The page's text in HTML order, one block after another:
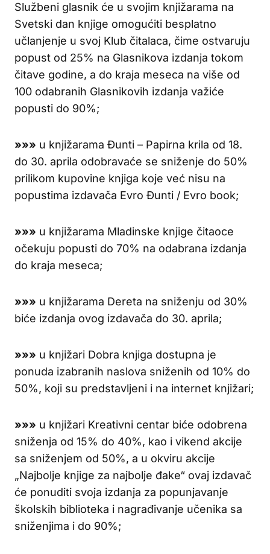
Službeni glasnik će u svojim knjižarama na
Svetski dan knjige omogućiti besplatno
učlanjenje u svoj Klub čitalaca, čime ostvaruju
popust od 25% na Glasnikova izdanja tokom
čitave godine, a do kraja meseca na više od
100 odabranih Glasnikovih izdanja važiće
popusti do 90%;
»»» u knjižarama Đunti – Papirna krila od 18.
do 30. aprila odobravaće se sniženje do 50%
prilikom kupovine knjiga koje već nisu na
popustima izdavača Evro Đunti / Evro book;
»»» u knjižarama Mladinske knjige čitaoce
očekuju popusti do 70% na odabrana izdanja
do kraja meseca;
»»» u knjižarama Dereta na sniženju od 30%
biće izdanja ovog izdavača do 30. aprila;
»»» u knjižari Dobra knjiga dostupna je
ponuda izabranih naslova sniženih od 10% do
50%, koji su predstavljeni i na internet knjižari;
»»» u knjižari Kreativni centar biće odobrena
sniženja od 15% do 40%, kao i vikend akcije
sa sniženjem od 50%, a u okviru akcije
„Najbolje knjige za najbolje đake“ ovaj izdavač
će ponuditi svoja izdanja za popunjavanje
školskih biblioteka i nagrađivanje učenika sa
sniženjima i do 90%;